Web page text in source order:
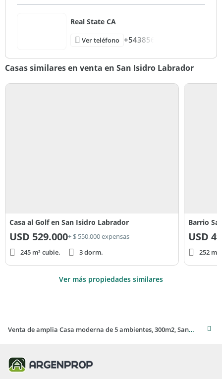
Real State CA
Ver teléfono +543856
Casas similares en venta en San Isidro Labrador
Casa al Golf en San Isidro Labrador
USD 529.000+ $ 550.000 expensas
245 m² cubie.
3 dorm.
Barrio
USD
252
Ver más propiedades similares
Venta de amplia Casa moderna de 5 ambientes, 300m2, San Isidro Labrador